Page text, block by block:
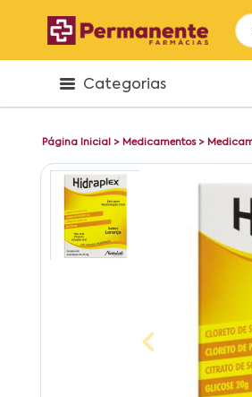
Categorias
Página Inicial > Medicamentos>